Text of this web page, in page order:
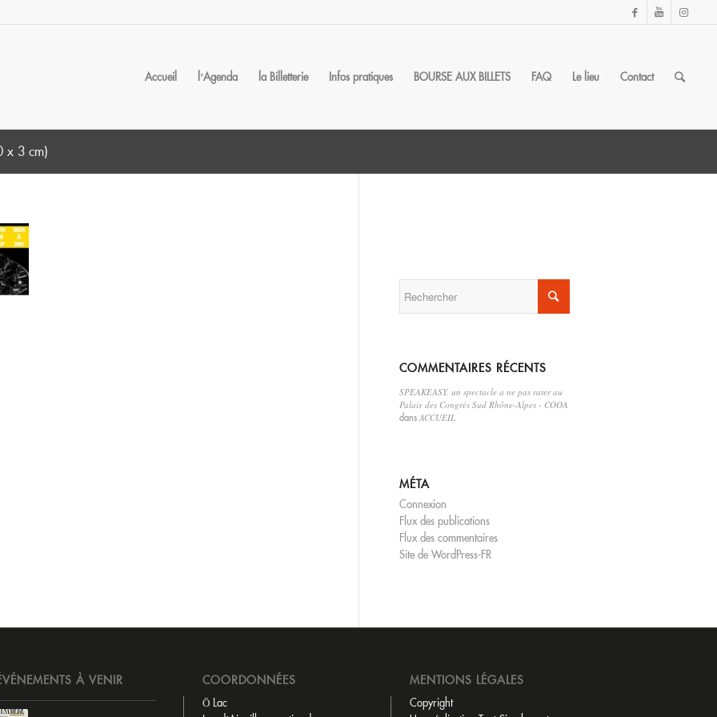
Accueil l’Agenda la Billetterie Infos pratiques BOURSE AUX BILLETS FAQ Le lieu Contact
x 3 cm)
COMMENTAIRES RÉCENTS
SPEAKEASY, un spectacle a ne pas rater au
Palais des Congrès Sud Rhône-Alpes - COOA
dansACCUEIL
MÉTA
Connexion
Flux des publications
Flux des commentaires
Site de WordPress-FR
À VENIR COORDONNÉES
Ō Lac
MENTIONS LÉGALES
Copyright